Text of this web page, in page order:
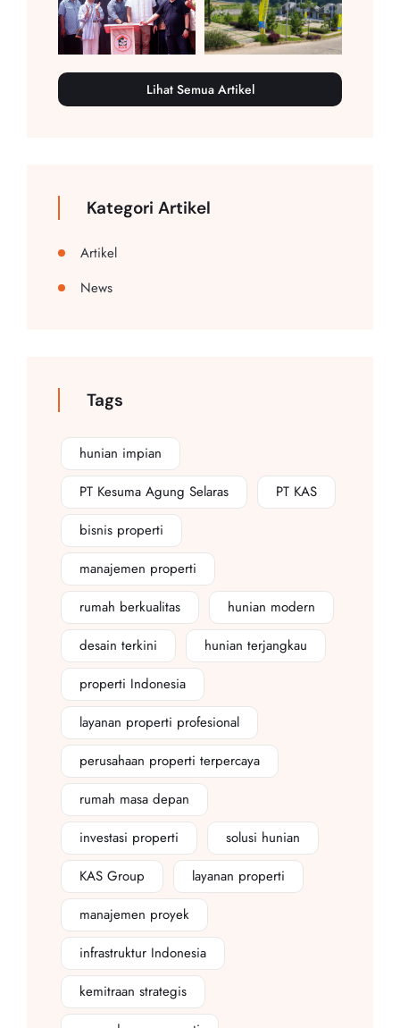
Lihat Semua Artikel
Kategori Artikel
Artikel
News
Tags
hunian impian
PT Kesuma Agung Selaras
PT KAS
bisnis properti
manajemen properti
rumah berkualitas
hunian modern
desain terkini
hunian terjangkau
properti Indonesia
layanan properti profesional
perusahaan properti terpercaya
rumah masa depan
investasi properti
solusi hunian
KAS Group
layanan properti
manajemen proyek
infrastruktur Indonesia
kemitraan strategis